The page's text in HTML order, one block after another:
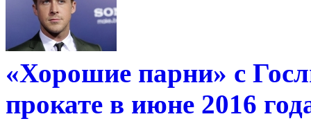
«Хорошие парни» с
прокате в июне 2016